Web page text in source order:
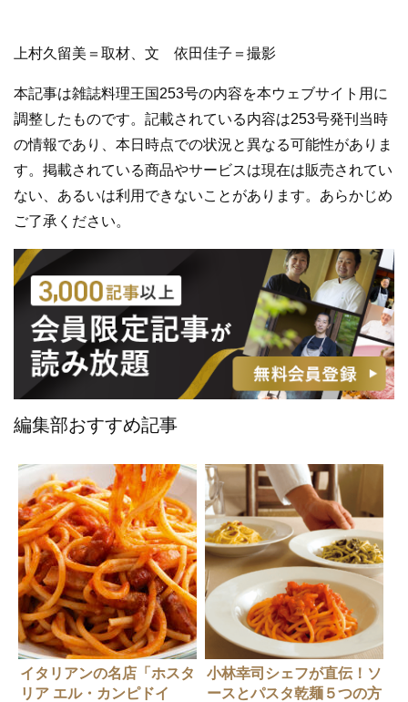
上村久留美＝取材、文 依田佳子＝撮影
本記事は雑誌料理王国253号の内容を本ウェブサイト用に
調整したものです。記載されている内容は253号発刊当時
の情報であり、本日時点での状況と異なる可能性がありま
す。掲載されている商品やサービスは現在は販売されてい
ない、あるいは利用できないことがあります。あらかじめ
ご了承ください。
編集部おすすめ記事
イタリアンの名店「ホスタ
リア エル・カンピドイ
小林幸司シェフが直伝！ソ
ースとパスタ乾麺５つの方